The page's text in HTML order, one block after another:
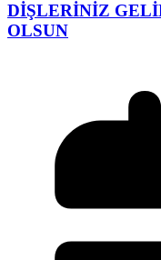
DİŞLERİNİZ
OLSUN